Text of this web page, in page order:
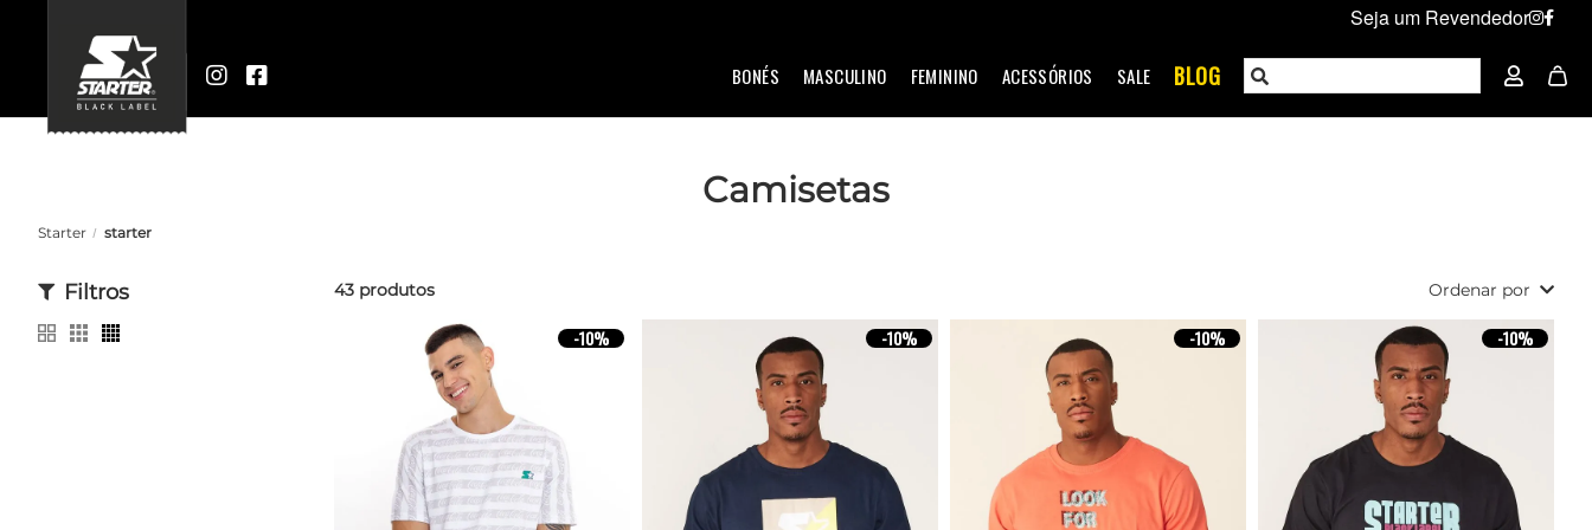
Seja um Revendedor
BONÉS MASCULINO FEMININO ACESSÓRIOS SALE BLOG
Camisetas
Starter starter
Filtros 43 produtos Ordenar por
-10% -10% -10% -10%